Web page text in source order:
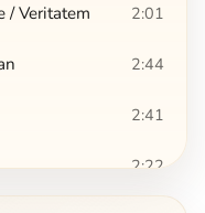
/ Veritatem 2:01
2:44
2:41
2:22